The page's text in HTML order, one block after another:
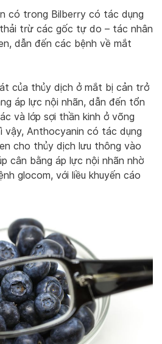
có trong Bilberry có tác dụng
trừ các gốc tự do – tác nhân
dẫn đến các bệnh về mắt
của thủy dịch ở mắt bị cản trở
áp lực nội nhãn, dẫn đến tổn
và lớp sợi thần kinh ở võng
vậy, Anthocyanin có tác dụng
cho thủy dịch lưu thông vào
cân bằng áp lực nội nhãn nhờ
glocom, với liều khuyến cáo